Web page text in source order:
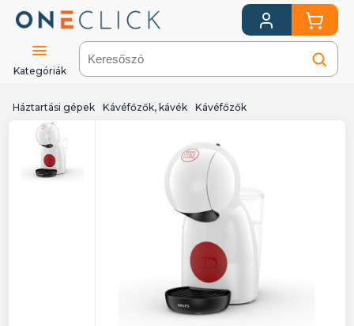
Kategóriák
Háztartási gépek Kávéfőzők, kávék Kávéfőzők